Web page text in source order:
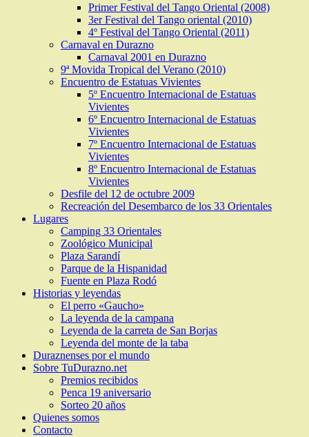
Primer Festival del Tango Oriental (2008)
3er Festival del Tango oriental (2010)
4º Festival del Tango Oriental (2011)
Carnaval en Durazno
Carnaval 2001 en Durazno
9ª Movida Tropical del Verano (2010)
Encuentro de Estatuas Vivientes
5º Encuentro Internacional de Estatuas
Vivientes
6º Encuentro Internacional de Estatuas
Vivientes
7º Encuentro Internacional de Estatuas
Vivientes
8º Encuentro Internacional de Estatuas
Vivientes
Desfile del 12 de octubre 2009
Recreación del Desembarco de los 33 Orientales
Lugares
Camping 33 Orientales
Zoológico Municipal
Plaza Sarandí
Parque de la Hispanidad
Fuente en Plaza Rodó
Historias y leyendas
El perro «Gaucho»
La leyenda de la campana
Leyenda de la carreta de San Borjas
Leyenda del monte de la taba
Duraznenses por el mundo
Sobre TuDurazno.net
Premios recibidos
Penca 19 aniversario
Sorteo 20 años
Quienes somos
Contacto